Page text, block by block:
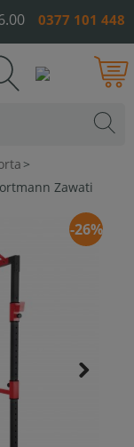
0377 101 448
>
Zawati
-26%